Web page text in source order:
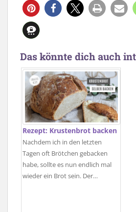
412 22
Das könnte dich auch
Rezept: Krustenbrot backen
Nachdem ich in den letzten
Tagen oft Brötchen gebacken
habe, sollte es nun endlich mal
wieder ein Brot sein. Der…